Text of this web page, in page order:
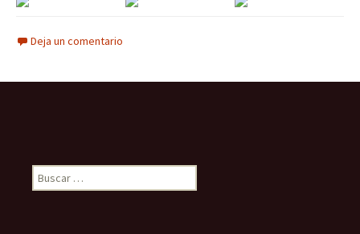
Deja un comentario
Buscar: